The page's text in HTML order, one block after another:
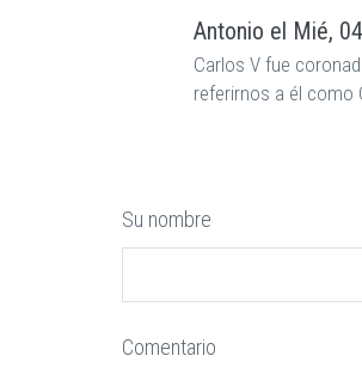
Antonio el Mié,
Carlos V fue
referirnos a él como
Su nombre
Comentario